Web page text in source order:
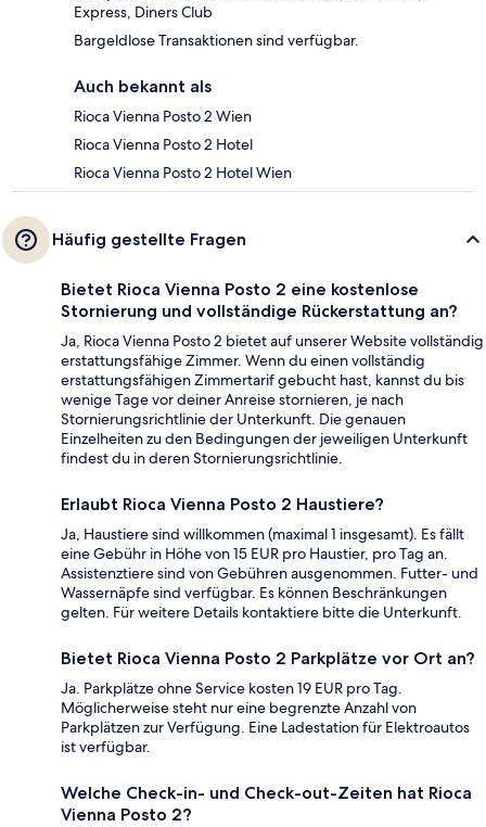
Express, Diners Club
Bargeldlose Transaktionen sind verfügbar.
Auch bekannt als
Rioca Vienna Posto 2 Wien
Rioca Vienna Posto 2 Hotel
Rioca Vienna Posto 2 Hotel Wien
Häufig gestellte Fragen
Bietet Rioca Vienna Posto 2 eine kostenlose
Stornierung und vollständige Rückerstattung an?
Ja, Rioca Vienna Posto 2 bietet auf unserer Website vollständig
erstattungsfähige Zimmer. Wenn du einen vollständig
erstattungsfähigen Zimmertarif gebucht hast, kannst du bis
wenige Tage vor deiner Anreise stornieren, je nach
Stornierungsrichtlinie der Unterkunft. Die genauen
Einzelheiten zu den Bedingungen der jeweiligen Unterkunft
findest du in deren Stornierungsrichtlinie.
Erlaubt Rioca Vienna Posto 2 Haustiere?
Ja, Haustiere sind willkommen (maximal 1 insgesamt). Es fällt
eine Gebühr in Höhe von 15 EUR pro Haustier, pro Tag an.
Assistenztiere sind von Gebühren ausgenommen. Futter- und
Wassernäpfe sind verfügbar. Es können Beschränkungen
gelten. Für weitere Details kontaktiere bitte die Unterkunft.
Bietet Rioca Vienna Posto 2 Parkplätze vor Ort an?
Ja. Parkplätze ohne Service kosten 19 EUR pro Tag.
Möglicherweise steht nur eine begrenzte Anzahl von
Parkplätzen zur Verfügung. Eine Ladestation für Elektroautos
ist verfügbar.
Welche Check-in- und Check-out-Zeiten hat Rioca
Vienna Posto 2?